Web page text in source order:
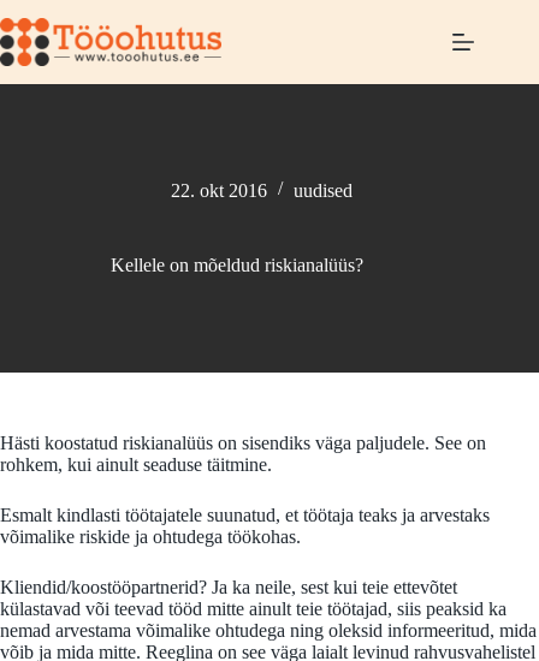
22. okt 2016 uudised
Kellele on mõeldud riskianalüüs?
Hästi koostatud riskianalüüs on sisendiks väga paljudele. See on
rohkem, kui ainult seaduse täitmine.
Esmalt kindlasti töötajatele suunatud, et töötaja teaks ja arvestaks
võimalike riskide ja ohtudega töökohas.
Kliendid/koostööpartnerid? Ja ka neile, sest kui teie ettevõtet
külastavad või teevad tööd mitte ainult teie töötajad, siis peaksid ka
nemad arvestama võimalike ohtudega ning oleksid informeeritud, mida
võib ja mida mitte. Reeglina on see väga laialt levinud rahvusvahelistel